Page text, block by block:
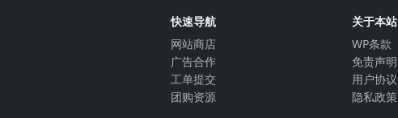
快速导航
网站商店
广告合作
工单提交
团购资源
关于本站
WP条款
免责声明
用户协议
隐私政策